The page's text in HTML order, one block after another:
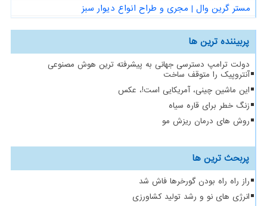
مستر گرین وال | مجری و طراح انواع دیوار سبز
پربیننده ترین ها
دولت ترامپ دسترسی جهانی به پیشرفته ترین هوش مصنوعی
آنتروپیک را متوقف ساخت
این ماشین چینی، آمریکایی است!، عکس
زنگ خطر برای قاره سیاه
روش های درمان ریزش مو
پربحث ترین ها
راز راه راه بودن گورخرها فاش شد
انرژی های نو و رشد تولید کشاورزی